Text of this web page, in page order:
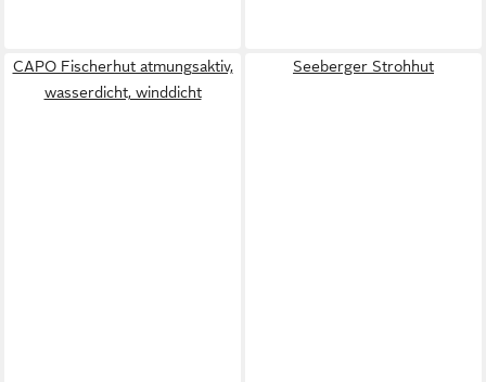
CAPO Fischerhut atmungsaktiv,
wasserdicht, winddicht
Seeberger Strohhut